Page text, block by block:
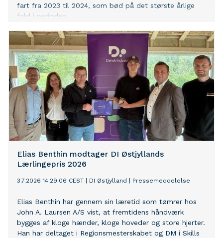
fart fra 2023 til 2024, som bød på det største årlige
fald i perioden.
Elias Benthin modtager DI Østjyllands
Lærlingepris 2026
3.7.2026 14:29:06 CEST DI Østjylland Pressemeddelelse
Elias Benthin har gennem sin læretid som tømrer hos
John A. Laursen A/S vist, at fremtidens håndværk
bygges af kloge hænder, kloge hoveder og store hjerter.
Han har deltaget i Regionsmesterskabet og DM i Skills